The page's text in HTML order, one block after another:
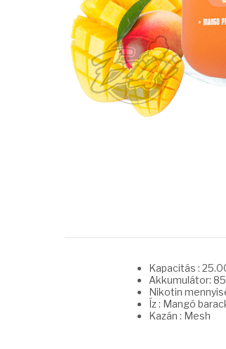
Kapacitás :
Akkumulátor:
Nikotin
Íz : Mangó
Kazán : Mesh